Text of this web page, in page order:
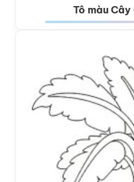
Tô màu Cây